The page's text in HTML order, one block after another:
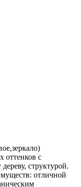
оттенков с
структурой.
отличной